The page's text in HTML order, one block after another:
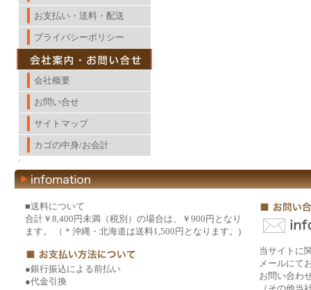
お支払い・送料・配送
プライバシーポリシー
会社概要
お問い合せ
サイトマップ
カゴの中身/お会計
■送料について
合計￥8,400円未満（税別）の場合は、￥900円となり
ます。 （＊沖縄・北海道は送料1,500円となります。)
●銀行振込による前払い
●代金引換
当サイトに
メールにて
お問い合わ